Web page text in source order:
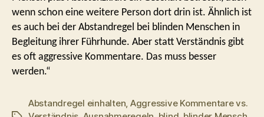
wenn schon eine weitere Person dort drin ist. Ähnlich ist
es auch bei der Abstandregel bei blinden Menschen in
Begleitung ihrer Führhunde. Aber statt Verständnis gibt
es oft aggressive Kommentare. Das muss besser
werden.“
Abstandregel einhalten Aggressive Kommentare vs.